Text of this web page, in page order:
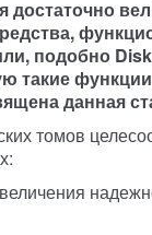
достаточно
подобно
такие
данная
томов